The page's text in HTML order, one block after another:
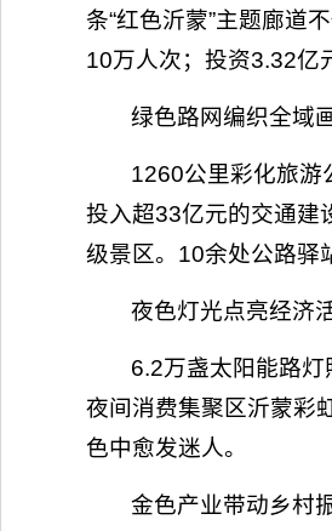
条“红色沂蒙”主题廊道
10万人次；投资3.32亿
绿色路网编织全域
1260公里彩化旅游
投入超33亿元的交通建
级景区。10余处公路驿
夜色灯光点亮经济
6.2万盏太阳能路灯
夜间消费集聚区沂蒙彩
色中愈发迷人。
金色产业带动乡村